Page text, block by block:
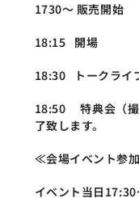
1730～ 販売開始
18:15   開場
18:30   トークライ
18:50 　特典会（
了致します。
≪会場イベント参
イベント当日